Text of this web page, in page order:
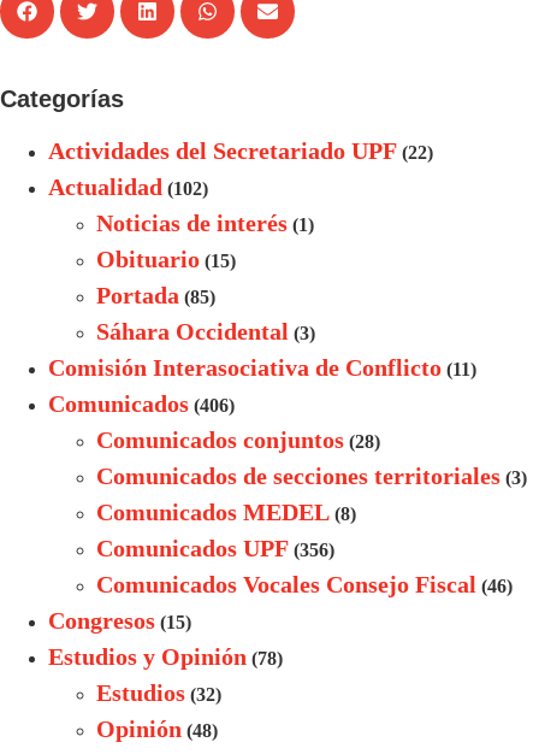
Categorías
Actividades del Secretariado UPF (22)
Actualidad (102)
Noticias de interés (1)
Obituario (15)
Portada (85)
Sáhara Occidental (3)
Comisión Interasociativa de Conflicto (11)
Comunicados (406)
Comunicados conjuntos (28)
Comunicados de secciones territoriales (3)
Comunicados MEDEL (8)
Comunicados UPF (356)
Comunicados Vocales Consejo Fiscal (46)
Congresos (15)
Estudios y Opinión (78)
Estudios (32)
Opinión (48)